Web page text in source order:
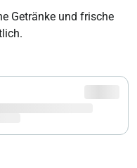
Getränke und frische